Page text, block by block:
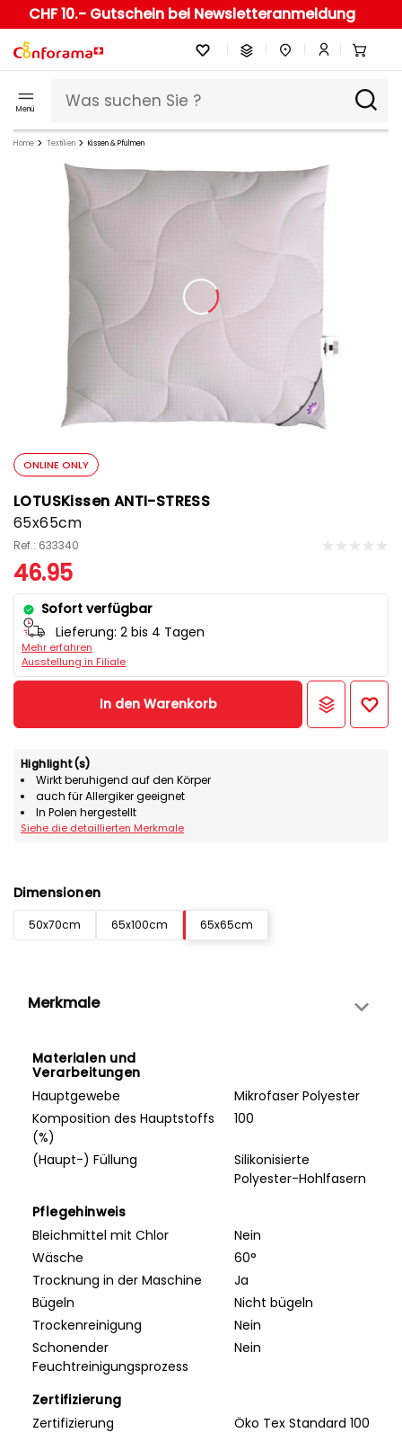
CHF 10.- Gutschein bei Newsletteranmeldung
Menü
Home Textilien Kissen & Pfulmen
ONLINE ONLY
LOTUSKissen ANTI-STRESS
65x65cm
Ref.: 633340
46.95
Sofort verfügbar
Lieferung: 2 bis 4 Tagen
Mehr erfahren
Ausstellung in Filiale
In den Warenkorb
Highlight(s)
Wirkt beruhigend auf den Körper
auch für Allergiker geeignet
In Polen hergestellt
Siehe die detaillierten Merkmale
Dimensionen
50x70cm 65x100cm 65x65cm
Merkmale
Materialen und
Verarbeitungen
Hauptgewebe
Mikrofaser Polyester
Komposition des Hauptstoffs
(%)
100
(Haupt-) Füllung
Silikonisierte
Polyester-Hohlfasern
Pflegehinweis
Bleichmittel mit Chlor
Nein
Wäsche
60°
Trocknung in der Maschine
Ja
Bügeln
Nicht bügeln
Trockenreinigung
Nein
Schonender
Feuchtreinigungsprozess
Nein
Zertifizierung
Zertifizierung
Öko Tex Standard 100